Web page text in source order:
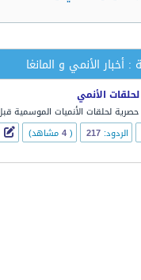
: أخبار الأنمي و المانغا
الأنمي
لحلقات الأنميات الموسمية
الردود:217
(
4مشاهد)